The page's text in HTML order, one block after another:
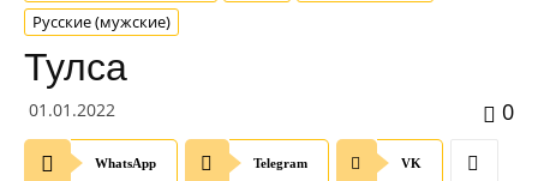
Русские (мужские)
Тулса
01.01.2022 0
WhatsApp Telegram VK